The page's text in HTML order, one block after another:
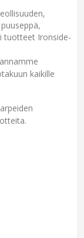
tuotteet Ironside-
kaikille